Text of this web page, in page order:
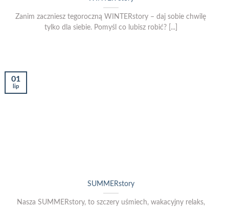
Zanim zaczniesz tegoroczną WINTERstory – daj sobie chwilę
tylko dla siebie. Pomyśl co lubisz robić? [...]
SUMMERstory
Nasza SUMMERstory, to szczery uśmiech, wakacyjny relaks,
01
lip